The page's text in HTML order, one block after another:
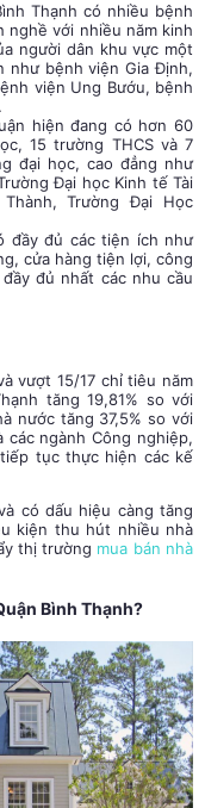
Thạnh có nhiều bệnh
nghề với nhiều năm kinh
người dân khu vực một
bệnh viện Gia Định,
viện Ung Bướu, bệnh
hiện đang có hơn 60
15 trường THCS và 7
đại học, cao đẳng như
Đại học Kinh tế Tài
Trường Đại Học
đầy đủ các tiện ích như
cửa hàng tiện lợi, công
đủ nhất các nhu cầu
vượt 15/17 chỉ tiêu năm
tăng 19,81% so với
nước tăng 37,5% so với
các ngành Công nghiệp,
tục thực hiện các kế
có dấu hiệu càng tăng
kiện thu hút nhiều nhà
thị trường mua bán nhà
Bình Thạnh?